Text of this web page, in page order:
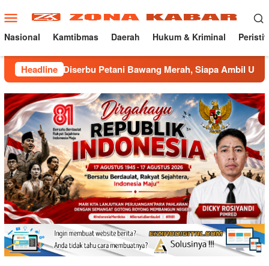
ke
konten
Menu
Mobile
Nasional Kamtibmas Daerah Hukum & Kriminal
Headline
Petani Bawang Merah, Siapa Ambil Untung ???